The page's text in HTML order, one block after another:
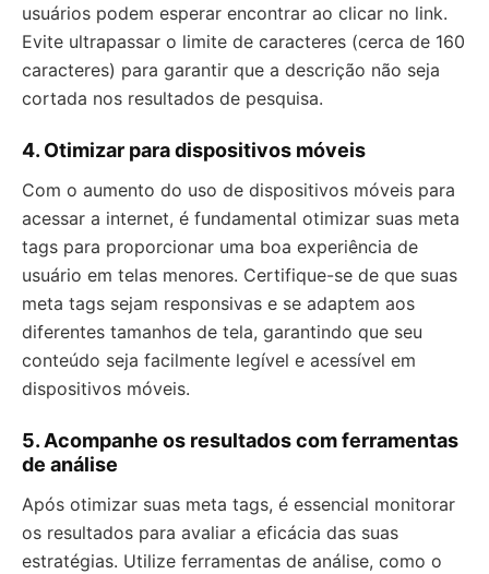
usuários podem esperar encontrar ao clicar no link.
Evite ultrapassar o limite de caracteres (cerca de 160
caracteres) para garantir que a descrição não seja
cortada nos resultados de pesquisa.
4. Otimizar para dispositivos móveis
Com o aumento do uso de dispositivos móveis para
acessar a internet, é fundamental otimizar suas meta
tags para proporcionar uma boa experiência de
usuário em telas menores. Certifique-se de que suas
meta tags sejam responsivas e se adaptem aos
diferentes tamanhos de tela, garantindo que seu
conteúdo seja facilmente legível e acessível em
dispositivos móveis.
5. Acompanhe os resultados com ferramentas
de análise
Após otimizar suas meta tags, é essencial monitorar
os resultados para avaliar a eficácia das suas
estratégias. Utilize ferramentas de análise, como o